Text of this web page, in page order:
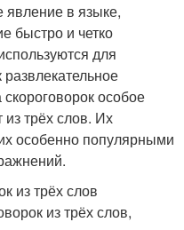
явление в языке,
быстро и четко
для
особое
из трёх слов. Их
особенно популярными
из трёх слов
из трёх слов,